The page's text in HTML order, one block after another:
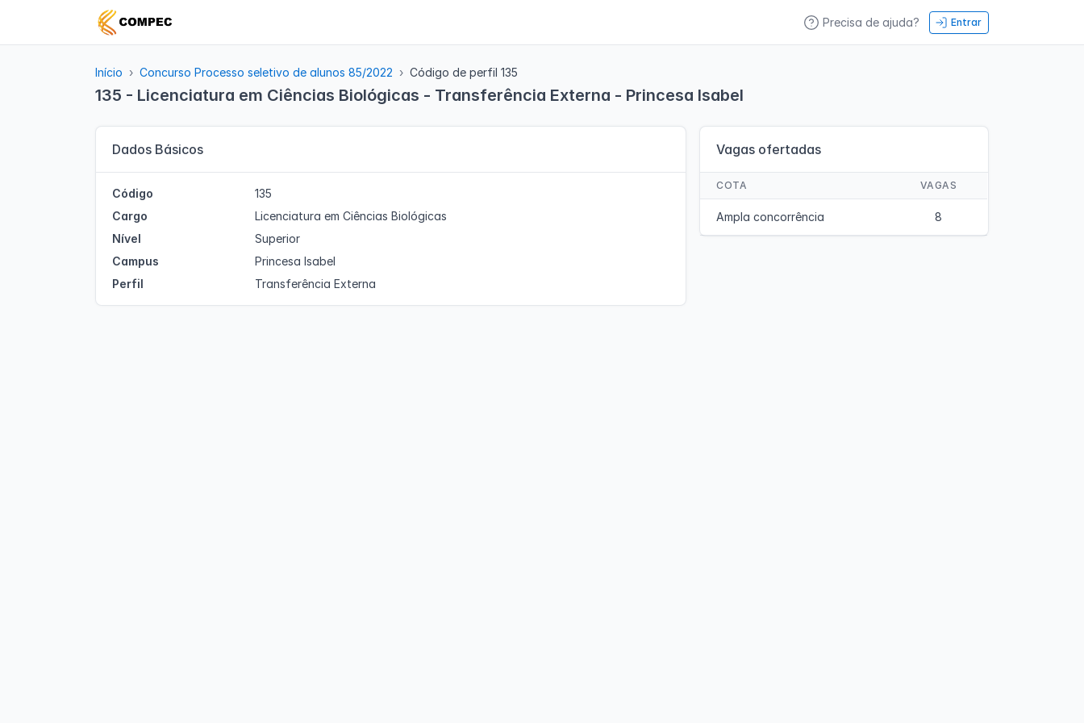
Entrar
Precisa de ajuda?
Início Concurso Processo seletivo de alunos 85/2022 Código de perfil 135
135 - Licenciatura em Ciências Biológicas - Transferência Externa - Princesa Isabel
Dados Básicos
Código
135
Cargo
Licenciatura em Ciências Biológicas
Nível
Superior
Campus
Princesa Isabel
Perfil
Transferência Externa
Vagas ofertadas
COTA VAGAS
Ampla concorrência 8